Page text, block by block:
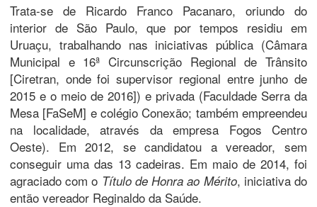
Trata-se de Ricardo Franco Pacanaro, oriundo do
interior de São Paulo, que por tempos residiu em
Uruaçu, trabalhando nas iniciativas pública (Câmara
Municipal e 16ª Circunscrição Regional de Trânsito
[Ciretran, onde foi supervisor regional entre junho de
2015 e o meio de 2016]) e privada (Faculdade Serra da
Mesa [FaSeM] e colégio Conexão; também empreendeu
na localidade, através da empresa Fogos Centro
Oeste). Em 2012, se candidatou a vereador, sem
conseguir uma das 13 cadeiras. Em maio de 2014, foi
agraciado com o Título de Honra ao Mérito, iniciativa do
então vereador Reginaldo da Saúde.